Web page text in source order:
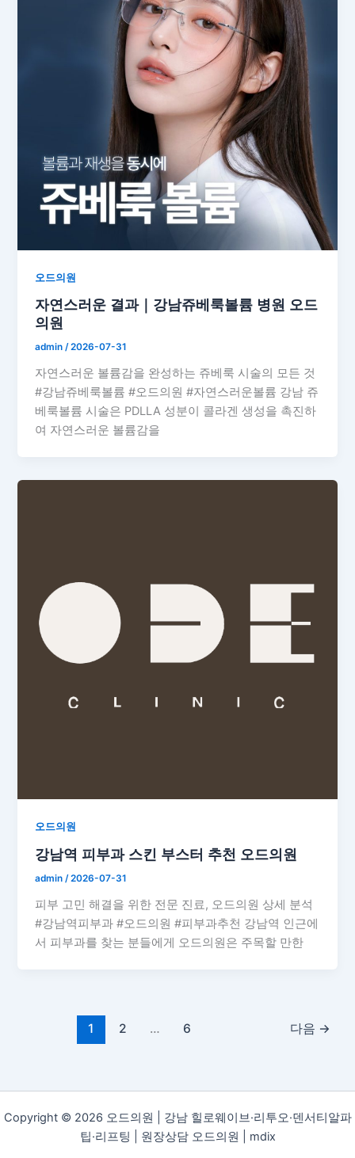
오드의원
자연스러운 결과｜강남쥬베룩볼륨 병원 오드
의원
admin/2026-07-31
자연스러운 볼륨감을 완성하는 쥬베룩 시술의 모든 것
#강남쥬베룩볼륨 #오드의원 #자연스러운볼륨 강남 쥬
베룩볼륨 시술은 PDLLA 성분이 콜라겐 생성을 촉진하
여 자연스러운 볼륨감을
오드의원
강남역 피부과 스킨 부스터 추천 오드의원
admin/2026-07-31
피부 고민 해결을 위한 전문 진료, 오드의원 상세 분석
#강남역피부과 #오드의원 #피부과추천 강남역 인근에
서 피부과를 찾는 분들에게 오드의원은 주목할 만한
1 2 … 6 다음 →
Copyright © 2026 오드의원 | 강남 힐로웨이브·리투오·덴서티알파
팁·리프팅 | 원장상담 오드의원 | mdix